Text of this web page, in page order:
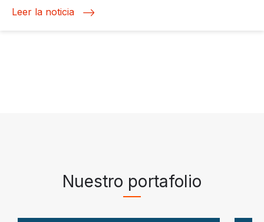
Leer la noticia
Nuestro portafolio